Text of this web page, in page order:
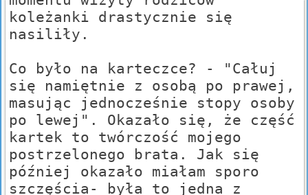
koleżanki drastycznie się
nasiliły.
Co było na karteczce? - "Całuj
się namiętnie z osobą po prawej,
masując jednocześnie stopy osoby
po lewej". Okazało się, że część
kartek to twórczość mojego
postrzelonego brata. Jak się
później okazało miałam sporo
szczęścia- była to jedna z